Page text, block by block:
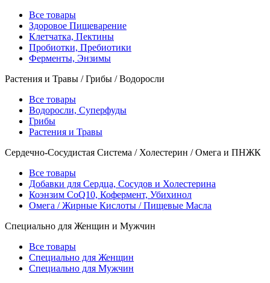
Все товары
Здоровое Пищеварение
Клетчатка, Пектины
Пробиотки, Пребиотики
Ферменты, Энзимы
Растения и Травы / Грибы / Водоросли
Все товары
Водоросли, Суперфуды
Грибы
Растения и Травы
Сердечно-Сосудистая Система / Холестерин / Омега и ПНЖК
Все товары
Добавки для Сердца, Сосудов и Холестерина
Коэнзим CoQ10, Кофермент, Убихинол
Омега / Жирные Кислоты / Пищевые Масла
Специально для Женщин и Мужчин
Все товары
Специально для Женщин
Специально для Мужчин